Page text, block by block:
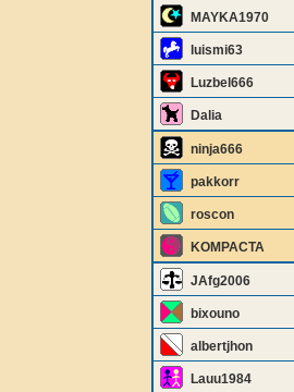
MAYKA1970
luismi63
Luzbel666
Dalia
ninja666
pakkorr
roscon
KOMPACTA
JAfg2006
bixouno
albertjhon
Lauu1984